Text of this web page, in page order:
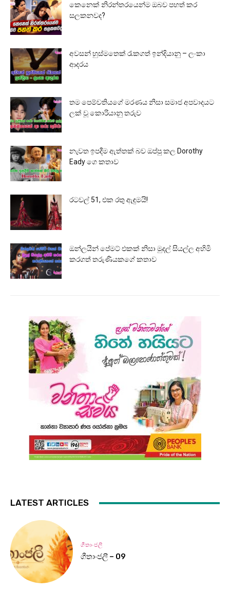
කෙනෙක් නිරන්තරයෙන්ම ඔබව පහත් කර
සලකනවද?
අවසන් හුස්මතෙක් රැකගත් ඉන්දියානු – ලංකා
ආදරය
තම පෙම්වතියගේ මරණය නිසා සමාජ අපවාදයට
ලක් වූ කොරියානු තරුව
නැවත ඉපදීම ඇත්තක් බව ඔප්පු කල Dorothy
Eady ගෙ කතාව
රටවල් 51, එක රතු ඇඳුමයි!
ඔන්ලයින් පේමට් එකක් නිසා මුදල් සියල්ල අහිමි
කරගත් තරුණියකගේ කතාව
LATEST ARTICLES
ගීතාංජලී
ගීතාංජලී – 09